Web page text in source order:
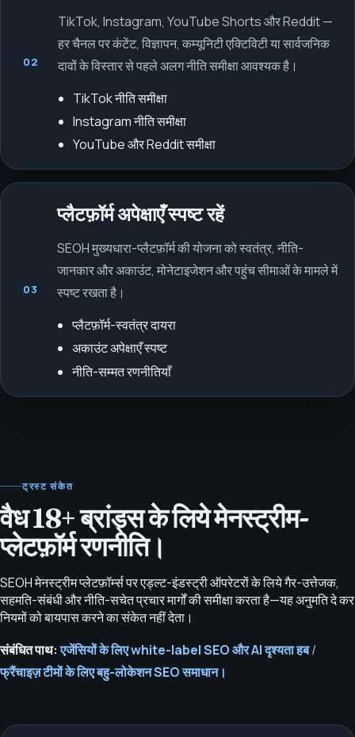
02
TikTok, Instagram, YouTube Shorts और Reddit —
हर चैनल पर कंटेंट, विज्ञापन, कम्यूनिटी एक्टिविटी या सार्वजनिक
दावों के विस्तार से पहले अलग नीति समीक्षा आवश्यक है।
TikTok नीति समीक्षा
Instagram नीति समीक्षा
YouTube और Reddit समीक्षा
03
प्लैटफ़ॉर्म अपेक्षाएँ स्पष्ट रहें
SEOH मुख्यधारा-प्लैटफ़ॉर्म की योजना को स्वतंत्र, नीति-
जानकार और अकाउंट, मोनेटाइजेशन और पहुंच सीमाओं के मामले में
स्पष्ट रखता है।
प्लैटफ़ॉर्म-स्वतंत्र दायरा
अकाउंट अपेक्षाएँ स्पष्ट
नीति-सम्मत रणनीतियाँ
ट्रस्ट संकेत
वैध 18+ ब्रांड्स के लिये मेनस्ट्रीम-
प्लेटफ़ॉर्म रणनीति।
SEOH मेनस्ट्रीम प्लेटफ़ॉर्म्स पर एड्ल्ट-इंडस्ट्री ऑपरेटरों के लिये गैर-उत्तेजक,
सहमति-संबंधी और नीति-सचेत प्रचार मार्गों की समीक्षा करता है—यह अनुमति दे कर
नियमों को बायपास करने का संकेत नहीं देता।
संबंधित पाथ: एजेंसियों के लिए white-label SEO और AI दृश्यता हब/
फ्रैंचाइज़ टीमों के लिए बहु-लोकेशन SEO समाधान।